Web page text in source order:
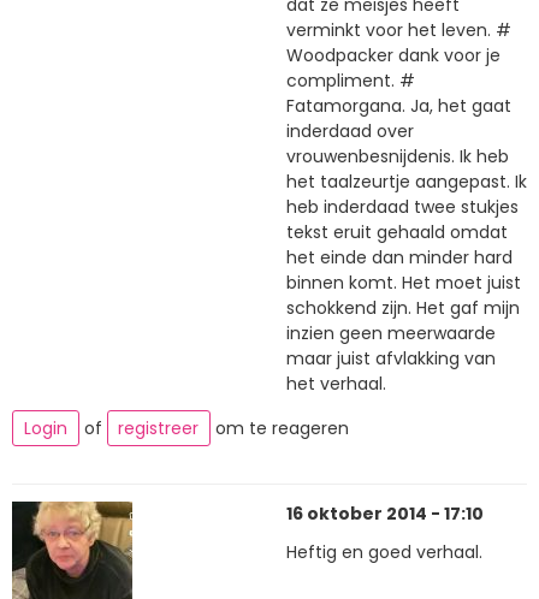
dat ze meisjes heeft
verminkt voor het leven. #
Woodpacker dank voor je
compliment. #
Fatamorgana. Ja, het gaat
inderdaad over
vrouwenbesnijdenis. Ik heb
het taalzeurtje aangepast. Ik
heb inderdaad twee stukjes
tekst eruit gehaald omdat
het einde dan minder hard
binnen komt. Het moet juist
schokkend zijn. Het gaf mijn
inzien geen meerwaarde
maar juist afvlakking van
het verhaal.
Login
of registreer om te reageren
16 oktober 2014 - 17:10
Heftig en goed verhaal.